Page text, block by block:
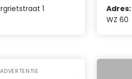
1
Adres:
WZ 60
ADVERTENTIE